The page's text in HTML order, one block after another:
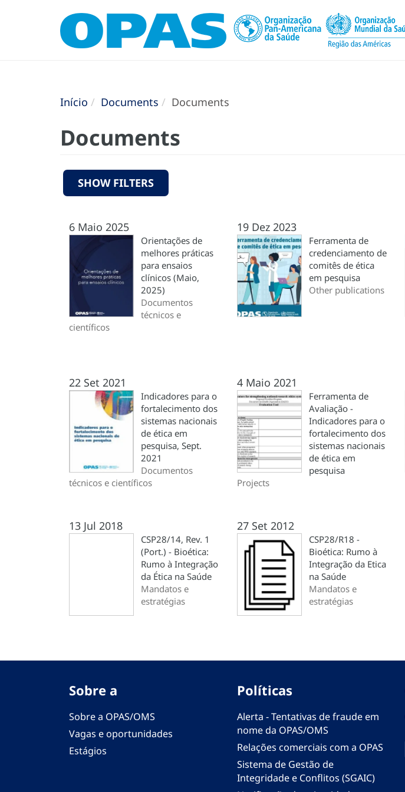
Início Documents Documents
Documents
SHOW FILTERS
6 Maio 2025
Orientações de
melhores práticas
para ensaios
clínicos (Maio,
2025)
Documentos
técnicos e
científicos
19 Dez 2023
Ferramenta de
credenciamento de
comitês de ética
em pesquisa
Other publications
22 Set 2021
Indicadores para o
fortalecimento dos
sistemas nacionais
de ética em
pesquisa, Sept.
2021
Documentos
técnicos e científicos
4 Maio 2021
Ferramenta de
Avaliação -
Indicadores para o
fortalecimento dos
sistemas nacionais
de ética em
pesquisa
Projects
13 Jul 2018
CSP28/14, Rev. 1
(Port.) - Bioética:
Rumo à Integração
da Ética na Saúde
Mandatos e
estratégias
27 Set 2012
CSP28/R18 -
Bioética: Rumo à
Integração da Etica
na Saúde
Mandatos e
estratégias
Sobre a
Sobre a OPAS/OMS
Vagas e oportunidades
Estágios
Políticas
Alerta - Tentativas de fraude em
nome da OPAS/OMS
Relações comerciais com a OPAS
Sistema de Gestão de
Integridade e Conflitos (SGAIC)